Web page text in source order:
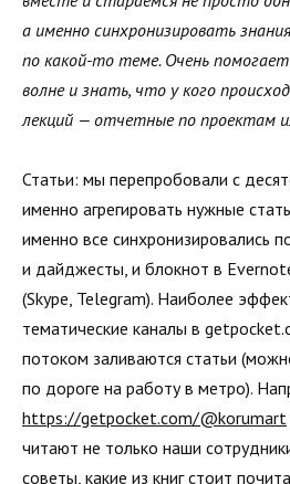
а именно синхронизировать
по какой-то теме. Очень
волне и знать, что у кого
лекций — отчетные по проектам
Статьи: мы перепробовали с
именно агрегировать нужные
именно все синхронизировались
и дайджесты, и блокнот в
(Skype, Telegram). Наиболее
тематические каналы в
потоком заливаются статьи
по дороге на работу в метро).
https://getpocket.com/@korumart
читают не только наши
советы, какие из книг стоит